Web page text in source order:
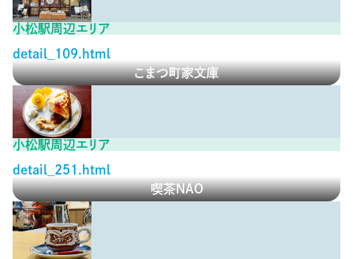
小松駅周辺エリア
detail_109.html
こまつ町家文庫
小松駅周辺エリア
detail_251.html
喫茶NAO